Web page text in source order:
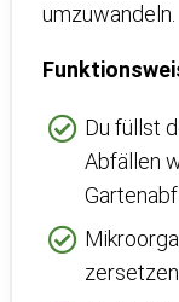
umzuwandeln.
Du füllst
Abfällen
zersetzen